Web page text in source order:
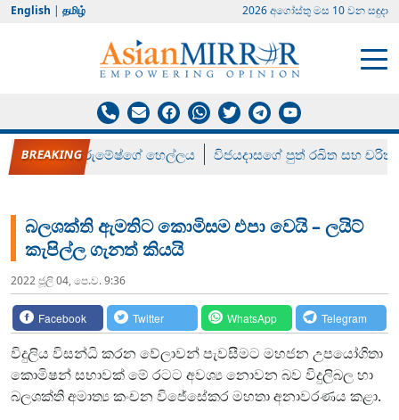
English | தமிழ் 2026 අගෝස්‍තු මස 10 වන සඳුදා
රන් ගෙනා රුමේෂ්ගේ හෙල්ලය විජයදාසගේ පුත් රඛිත සහ චරිත්
බලශක්ති ඇමතිට කොමිසම එපා වෙයි – ලයිට්
කැපිල්ල ගැනත් කියයි
2022 ජූලි 04, පෙ.ව. 9:36
Facebook Twitter WhatsApp Telegram
විදුලිය විසන්ධි කරන වේලාවන් පැවසීමට මහජන උපයෝගිතා
කොමිෂන් සභාවක් මේ රටට අවශ්‍ය නොවන බව විදුලිබල හා
බලශක්ති අමාත්‍ය කංචන විජේසේකර මහතා අනාවරණය කළා.